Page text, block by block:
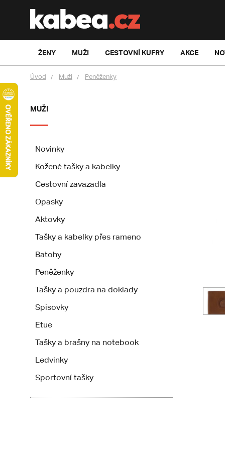
ŽENY MUŽI CESTOVNÍ KUFRY AKCE
Úvod Muži Peněženky
MUŽI
Novinky
Kožené tašky a kabelky
Cestovní zavazadla
Opasky
Aktovky
Tašky a kabelky přes rameno
Batohy
Peněženky
Tašky a pouzdra na doklady
Spisovky
Etue
Tašky a brašny na notebook
Ledvinky
Sportovní tašky